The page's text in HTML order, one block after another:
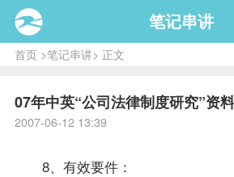
笔记串讲
首页>笔记串讲> 正文
07年中英“公司法律制度研究”资料
2007-06-12 13:39
8、有效要件：